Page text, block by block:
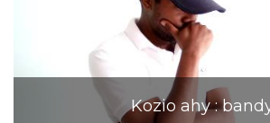
Kozio ahy :